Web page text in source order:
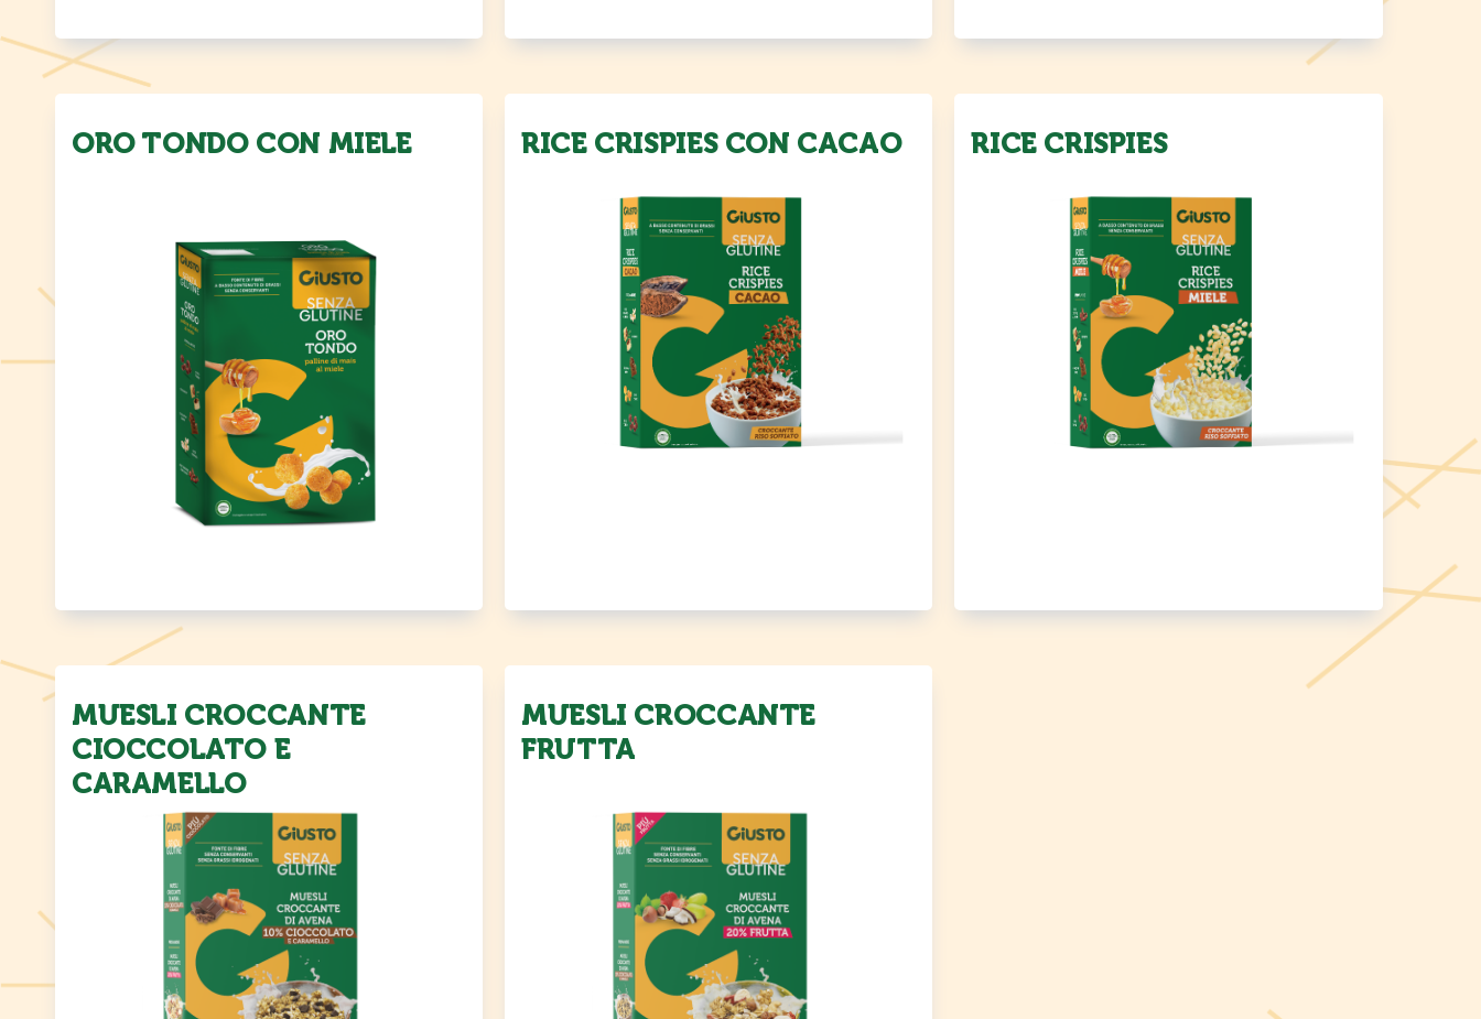
ORO TONDO CON MIELE RICE CRISPIES CON CACAO RICE CRISPIES
MUESLI CROCCANTE
CIOCCOLATO E
CARAMELLO
MUESLI CROCCANTE
FRUTTA